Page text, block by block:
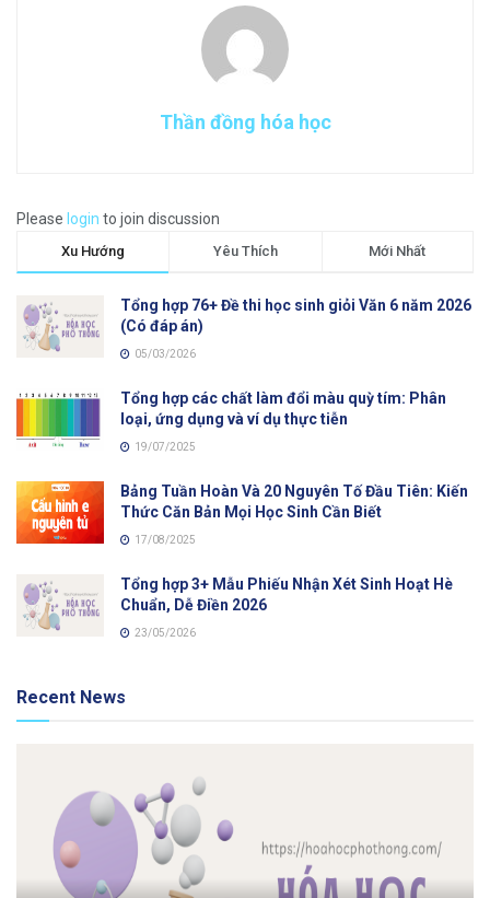
Thần đồng hóa học
Please login to join discussion
Xu Hướng Yêu Thích Mới Nhất
Tổng hợp 76+ Đề thi học sinh giỏi Văn 6 năm 2026
(Có đáp án)
05/03/2026
Tổng hợp các chất làm đổi màu quỳ tím: Phân
loại, ứng dụng và ví dụ thực tiễn
19/07/2025
Bảng Tuần Hoàn Và 20 Nguyên Tố Đầu Tiên: Kiến
Thức Căn Bản Mọi Học Sinh Cần Biết
17/08/2025
Tổng hợp 3+ Mẫu Phiếu Nhận Xét Sinh Hoạt Hè
Chuẩn, Dễ Điền 2026
23/05/2026
Recent News